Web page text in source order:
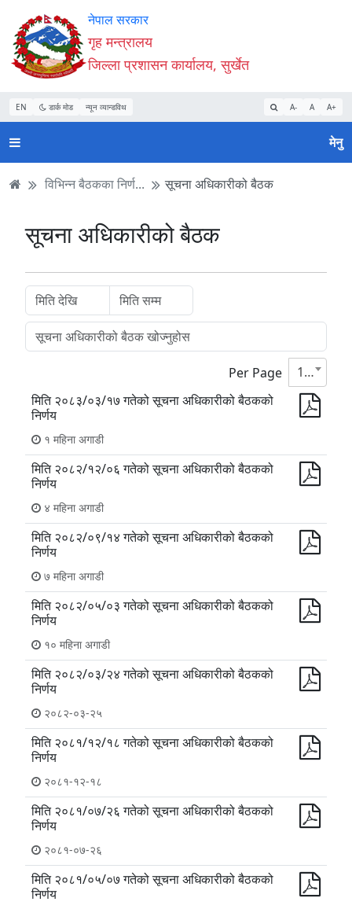
Accessibility
Mode
सुरु
गर्नुहोस्
सामाग्री
पढ्नुहाेस्
नेभिगेसन
पढ्नुहाेस्
वेबसाइट
खोजमा
जानुहोस्
नेपाल सरकार
गृह मन्त्रालय
जिल्ला प्रशासन कार्यालय, सुर्खेत
EN डार्क मोड न्यून व्यान्डविथ A- A A+
मेनु
विभिन्न बैठकका निर्ण... सूचना अधिकारीको बैठक
सूचना अधिकारीको बैठक
Per Page
10
मिति २०८३/०३/१७ गतेको सूचना अधिकारीको बैठकको
निर्णय
१ महिना अगाडी
मिति २०८२/१२/०६ गतेको सूचना अधिकारीको बैठकको
निर्णय
४ महिना अगाडी
मिति २०८२/०९/१४ गतेको सूचना अधिकारीको बैठकको
निर्णय
७ महिना अगाडी
मिति २०८२/०५/०३ गतेको सूचना अधिकारीको बैठकको
निर्णय
१० महिना अगाडी
मिति २०८२/०३/२४ गतेको सूचना अधिकारीको बैठकको
निर्णय
२०८२-०३-२५
मिति २०८१/१२/१८ गतेको सूचना अधिकारीको बैठकको
निर्णय
२०८१-१२-१८
मिति २०८१/०७/२६ गतेको सूचना अधिकारीको बैठकको
निर्णय
२०८१-०७-२६
मिति २०८१/०५/०७ गतेको सूचना अधिकारीको बैठकको
निर्णय